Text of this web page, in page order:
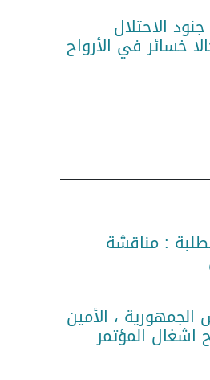
الاحتلال
خسائر في الأرواح
: مناقشة
، الأمين
اشغال المؤتمر